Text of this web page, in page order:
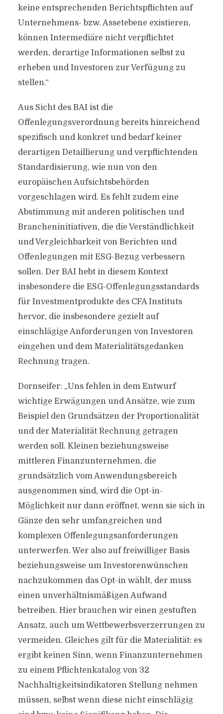
keine entsprechenden Berichtspflichten auf
Unternehmens- bzw. Assetebene existieren,
können Intermediäre nicht verpflichtet
werden, derartige Informationen selbst zu
erheben und Investoren zur Verfügung zu
stellen.“
Aus Sicht des BAI ist die
Offenlegungsverordnung bereits hinreichend
spezifisch und konkret und bedarf keiner
derartigen Detaillierung und verpflichtenden
Standardisierung, wie nun von den
europäischen Aufsichtsbehörden
vorgeschlagen wird. Es fehlt zudem eine
Abstimmung mit anderen politischen und
Brancheninitiativen, die die Verständlichkeit
und Vergleichbarkeit von Berichten und
Offenlegungen mit ESG-Bezug verbessern
sollen. Der BAI hebt in diesem Kontext
insbesondere die ESG-Offenlegungsstandards
für Investmentprodukte des CFA Instituts
hervor, die insbesondere gezielt auf
einschlägige Anforderungen von Investoren
eingehen und dem Materialitätsgedanken
Rechnung tragen.
Dornseifer: „Uns fehlen in dem Entwurf
wichtige Erwägungen und Ansätze, wie zum
Beispiel den Grundsätzen der Proportionalität
und der Materialität Rechnung getragen
werden soll. Kleinen beziehungsweise
mittleren Finanzunternehmen, die
grundsätzlich vom Anwendungsbereich
ausgenommen sind, wird die Opt-in-
Möglichkeit nur dann eröffnet, wenn sie sich in
Gänze den sehr umfangreichen und
komplexen Offenlegungsanforderungen
unterwerfen. Wer also auf freiwilliger Basis
beziehungsweise um Investorenwünschen
nachzukommen das Opt-in wählt, der muss
einen unverhältnismäßigen Aufwand
betreiben. Hier brauchen wir einen gestuften
Ansatz, auch um Wettbewerbsverzerrungen zu
vermeiden. Gleiches gilt für die Materialität: es
ergibt keinen Sinn, wenn Finanzunternehmen
zu einem Pflichtenkatalog von 32
Nachhaltigkeitsindikatoren Stellung nehmen
müssen, selbst wenn diese nicht einschlägig